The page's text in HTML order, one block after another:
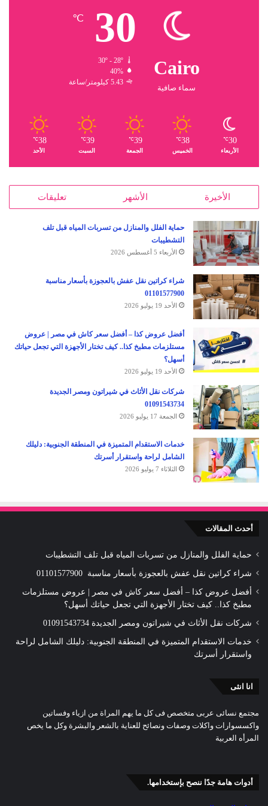
Cairo
سماء صافية
30
℃
30º - 28º
40%
5.43 كيلومتر/ساعة
30
℃
الأربعاء
38
℃
الخميس
39
℃
الجمعة
39
℃
السبت
38
℃
الأحد
الأخيرة الأشهر تعليقات
حماية الفلل والمنازل من تسربات المياه قبل تلف
التشطيبات
الأربعاء 5 أغسطس 2026
شراء كراتين نقل عفش بالعجوزة بأسعار مناسبة
01101577900
الأحد 19 يوليو 2026
أفضل عروض كذا – أفضل سعر كاش في مصر | عروض
مستلزمات مطبخ كذا.. كيف تختار الأجهزة التي تجعل حياتك
أسهل؟
الأحد 19 يوليو 2026
شركات نقل الأثاث في شيراتون ومصر الجديدة
01091543734
الجمعة 17 يوليو 2026
خدمات الاستقدام المتميزة في المنطقة الجنوبية: دليلك
الشامل لراحة واستقرار أسرتك
الثلاثاء 7 يوليو 2026
أحدث المقالات
حماية الفلل والمنازل من تسربات المياه قبل تلف التشطيبات
شراء كراتين نقل عفش بالعجوزة بأسعار مناسبة 01101577900
أفضل عروض كذا – أفضل سعر كاش في مصر | عروض مستلزمات
مطبخ كذا.. كيف تختار الأجهزة التي تجعل حياتك أسهل؟
شركات نقل الأثاث في شيراتون ومصر الجديدة 01091543734
خدمات الاستقدام المتميزة في المنطقة الجنوبية: دليلك الشامل لراحة
واستقرار أسرتك
انا انثى
مجتمع نسائى عربى متخصص فى كل ما يهم المراة من ازياء وفساتين
واكسسوارات واكلات وصفات ونصائح للعناية بالشعر والبشرة وكل ما يخص
المرأه العربية
أدوات هامة جدًا ننصح بإستخدامها.